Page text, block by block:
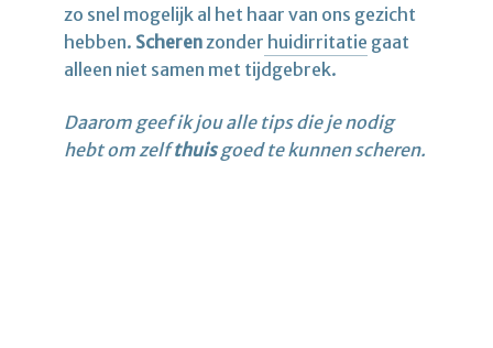
zo snel mogelijk al het haar van ons gezicht
hebben. Scherenzonder huidirritatie gaat
alleen niet samen met tijdgebrek.
Daarom geef ik jou alle tips die je nodig
hebt om zelfthuisgoed te kunnen scheren.